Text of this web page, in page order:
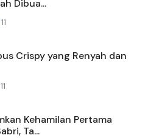
Dibua...
11
Crispy yang Renyah dan
11
Kehamilan Pertama
Ta...